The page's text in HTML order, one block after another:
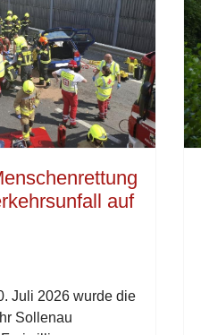
auf
Juli 2026 wurde die
Sollenau